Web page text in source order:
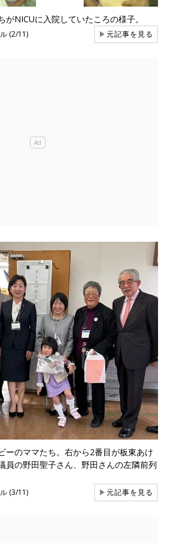
NICUに入院していたころの様子。
(2/11) ▶元記事を見る
ーのママたち。右から2番目が板東あけ
員の野田聖子さん、野田さんの左隣前列
(3/11) ▶元記事を見る